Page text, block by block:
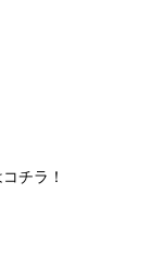
チラ！